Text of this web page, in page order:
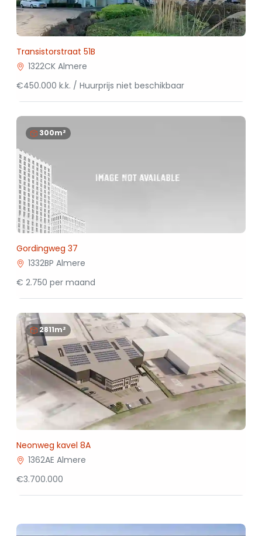
Transistorstraat 51B
1322CK Almere
€450.000 k.k. / Huurprijs niet beschikbaar
300m²
Gordingweg 37
1332BP Almere
€ 2.750 per maand
2811m²
Neonweg kavel 8A
1362AE Almere
€3.700.000